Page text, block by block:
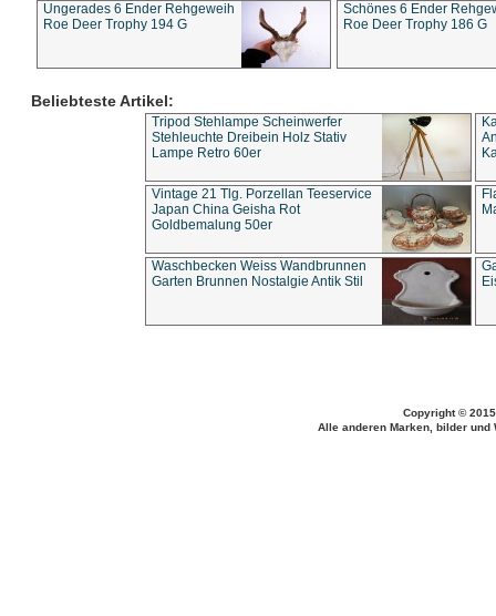
Ungerades 6 Ender Rehgeweih
Roe Deer Trophy 194 G
Schönes 6 Ender
Roe Deer Trophy 186 G
Beliebteste Artikel:
Tripod Stehlampe Scheinwerfer
Stehleuchte Dreibein Holz Stativ
Lampe Retro 60er
Vintage 21 Tlg. Porzellan Teeservice
Japan China Geisha Rot
Goldbemalung 50er
Waschbecken Weiss Wandbrunnen
Garten Brunnen Nostalgie Antik Stil
Copyright ©
Alle anderen Marken, bilder und